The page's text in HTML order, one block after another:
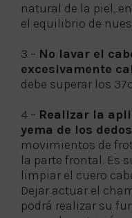
natural de la piel,
el equilibrio de
3 – No lavar el
excesivamente
debe superar los
4 – Realizar la
yema de los dedos
movimientos de
la parte frontal. Es
limpiar el cuero
Dejar actuar el
podrá realizar su